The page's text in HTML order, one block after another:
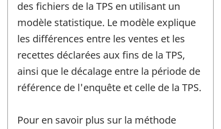
des fichiers de la TPS en utilisant un
modèle statistique. Le modèle explique
les différences entre les ventes et les
recettes déclarées aux fins de la TPS,
ainsi que le décalage entre la période de
référence de l'enquête et celle de la TPS.
Pour en savoir plus sur la méthode